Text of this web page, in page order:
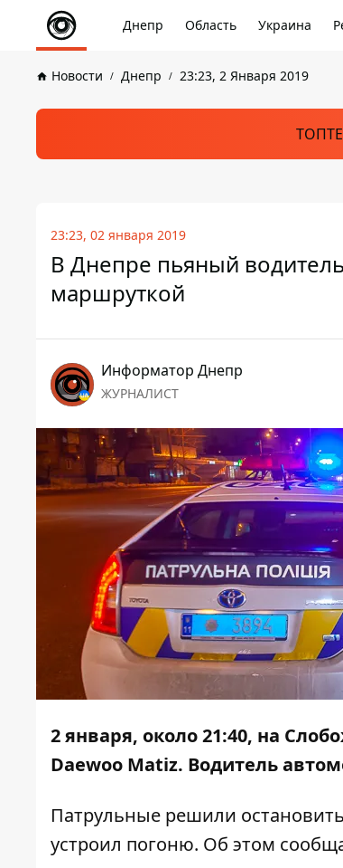
Днепр Область Украина
Новости Днепр 23:23, 2 Января 2019
23:23, 02 января 2019
В Днепре пьяный
маршруткой
Информатор Днепр
ЖУРНАЛИСТ
2 января, около 21:40, на
Daewoo Matiz. Водитель
Патрульные решили
устроил погоню. Об этом